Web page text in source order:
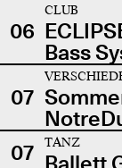
06
CLUB
Bass
07
07
TANZ